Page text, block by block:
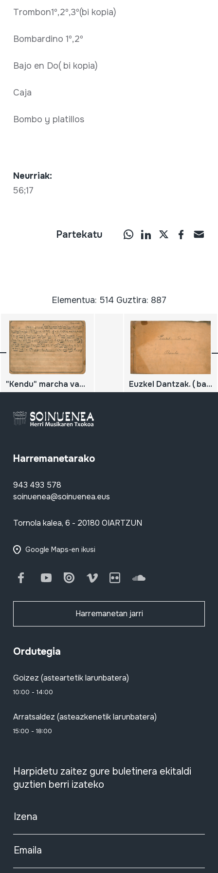
Trombon1º,2º,3º(bi kopia)
Bombardino 1º,2º
Bajo en Do( bi kopia)
Caja
Bombo y platillos
Neurriak:
56;17
Partekatu
Elementua: 514 Guztira: 887
"Kendu" marcha vasca. Nº3-nº4 Euzkel Dantzak. ( bailables vascos)
Harremanetarako
943 493 578
soinuenea@soinuenea.eus
Tornola kalea, 6 - 20180 OIARTZUN
Google Maps-en ikusi
FacebookYoutube Issuu Vimeo Flickr SoundCloud
Harremanetan jarri
Ordutegia
Goizez (asteartetik larunbatera)
10:00 - 14:00
Arratsaldez (asteazkenetik larunbatera)
15:00 - 18:00
Harpidetu zaitez gure buletinera ekitaldi
guztien berri izateko
Izena
Emaila